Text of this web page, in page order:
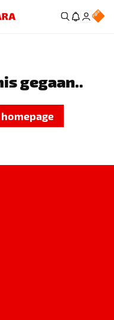
gegaan..